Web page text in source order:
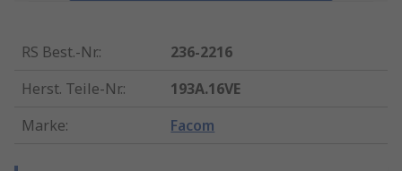
RS Best.-Nr.:
236-2216
Herst. Teile-Nr.:
193A.16VE
Marke: Facom